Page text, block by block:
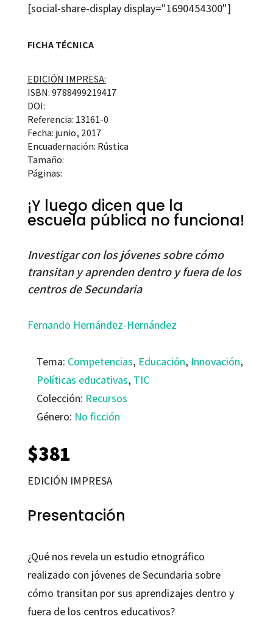
[social-share-display display="1690454300"]
FICHA TÉCNICA
EDICIÓN IMPRESA:
ISBN: 9788499219417
DOI:
Referencia: 13161-0
Fecha: junio, 2017
Encuadernación: Rústica
Tamaño:
Páginas:
¡Y luego dicen que la
escuela pública no funciona!
Investigar con los jóvenes sobre cómo
transitan y aprenden dentro y fuera de los
centros de Secundaria
Fernando Hernández-Hernández
Tema: Competencias, Educación, Innovación,
Políticas educativas, TIC
Colección: Recursos
Género: No ficción
$381
EDICIÓN IMPRESA
Presentación
¿Qué nos revela un estudio etnográfico
realizado con jóvenes de Secundaria sobre
cómo transitan por sus aprendizajes dentro y
fuera de los centros educativos?